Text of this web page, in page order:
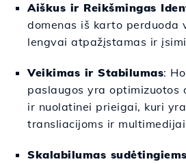
Aiškus ir Reikšmingas
domenas iš karto perduoda
lengvai atpažįstamas ir
Veikimas ir Stabilumas:
paslaugos yra optimizuotos
ir nuolatinei prieigai, kuri
transliacijoms ir
Skalabilumas